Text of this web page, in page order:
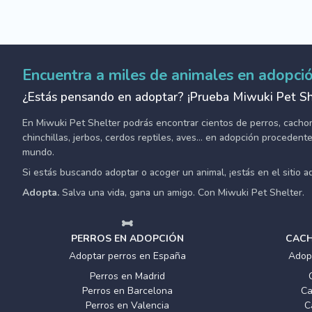
Encuentra a miles de animales en
¿Estás pensando en adoptar? ¡Prueba Miwuki Pet
En Miwuki Pet Shelter podrás encontrar cientos de perros,
chinchillas, jerbos, cerdos reptiles, aves... en adopción
mundo.
Si estás buscando adoptar o acoger un animal, ¡estás en el sitio
Adopta. Salva una vida, gana un amigo. Con Miwuki Pet Shelter.
PERROS EN ADOPCIÓN
Adoptar perros en España
Perros en Madrid
Perros en Barcelona
Perros en Valencia